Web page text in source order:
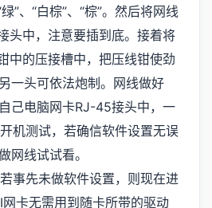
”、“白棕”、“棕”。然后将网线
头中，注意要插到底。接着将
中的压接槽中，把压线钳使劲
一头可依法炮制。网线做好
己电脑网卡RJ-45接头中，一
机测试，若确信软件设置无误
网线试试看。
先未做软件设置，则现在进
卡无需用到随卡所带的驱动